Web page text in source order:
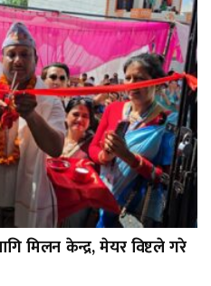
मिलन केन्द्र, मेयर विष्टले गरे